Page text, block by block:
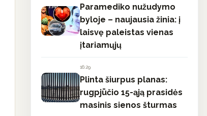
Paramediko nužudymo
byloje – naujausia žinia: į
laisvę paleistas vienas
įtariamųjų
16:29
Plinta šiurpus planas:
rugpjūčio 15-ąją prasidės
masinis sienos šturmas